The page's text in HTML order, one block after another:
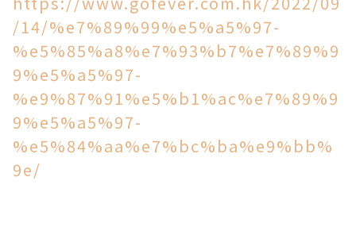
/14/%e7%89%99%e5%a5%97-
%e5%85%a8%e7%93%b7%e7%89%9
9%e5%a5%97-
%e9%87%91%e5%b1%ac%e7%89%9
9%e5%a5%97-
%e5%84%aa%e7%bc%ba%e9%bb%
9e/